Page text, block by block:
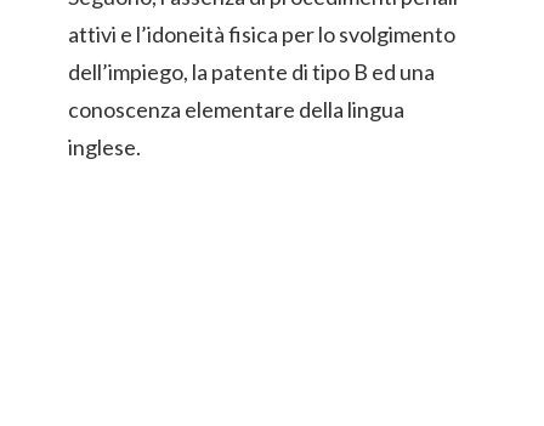
attivi e l’idoneità fisica per lo svolgimento
dell’impiego, la patente di tipo B ed una
conoscenza elementare della lingua
inglese.